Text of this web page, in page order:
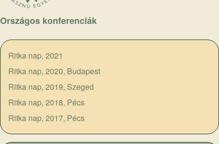
Országos konferenciák
Ritka nap, 2021
Ritka nap, 2020, Budapest
Ritka nap, 2019, Szeged
Ritka nap, 2018, Pécs
Ritka nap, 2017, Pécs